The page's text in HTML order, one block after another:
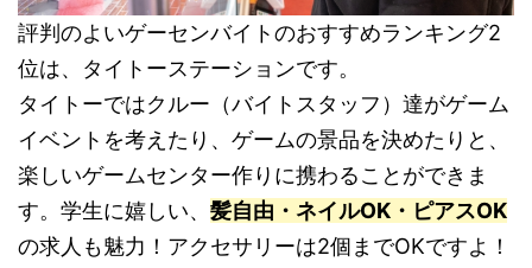
評判のよいゲーセンバイトのおすすめランキング2
位は、タイトーステーションです。
タイトーではクルー（バイトスタッフ）達がゲーム
イベントを考えたり、ゲームの景品を決めたりと、
楽しいゲームセンター作りに携わることができま
す。学生に嬉しい、 髪自由・ネイルOK・ピアスOK
の求人も魅力！アクセサリーは2個までOKですよ！